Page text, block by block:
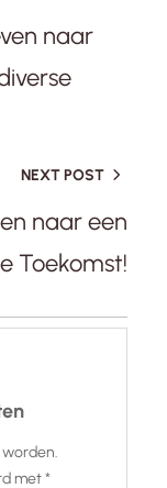
naar
NEXT POST
naar een
Toekomst!
met*